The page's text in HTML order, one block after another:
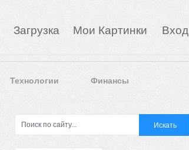
Загрузка Мои Картинки Вход
Технологии Финансы